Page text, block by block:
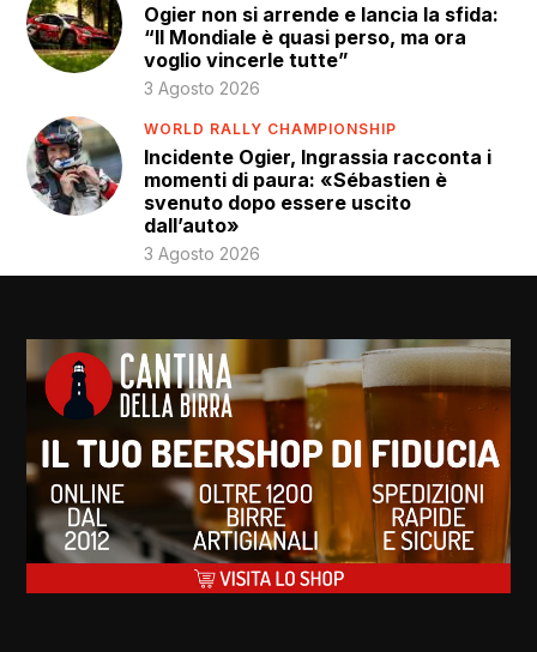
Ogier non si arrende e lancia la sfida:
“Il Mondiale è quasi perso, ma ora
voglio vincerle tutte”
3 Agosto 2026
WORLD RALLY CHAMPIONSHIP
Incidente Ogier, Ingrassia racconta i
momenti di paura: «Sébastien è
svenuto dopo essere uscito
dall’auto»
3 Agosto 2026